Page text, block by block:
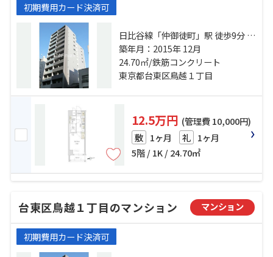
初期費用カード決済可
日比谷線「仲御徒町」駅 徒歩9分 つ
くばエクスプレス「新御徒町」
駅 徒歩8分 日比谷線「秋葉原」
駅 徒歩13分
築年月：2015年 12月
24.70㎡/鉄筋コンクリート
東京都台東区鳥越１丁目
12.5万円 (管理費 10,000円)
敷 1ヶ月 礼 1ヶ月
5階 / 1K / 24.70㎡
台東区鳥越１丁目のマンション マンション
初期費用カード決済可